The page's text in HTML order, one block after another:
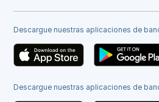
Descargue nuestras aplicaciones de
Descargue nuestras aplicaciones de